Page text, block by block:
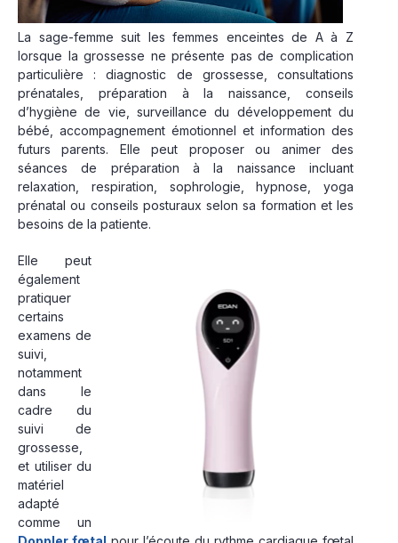
La sage-femme suit les femmes enceintes de A à Z
lorsque la grossesse ne présente pas de complication
particulière : diagnostic de grossesse, consultations
prénatales, préparation à la naissance, conseils
d’hygiène de vie, surveillance du développement du
bébé, accompagnement émotionnel et information des
futurs parents. Elle peut proposer ou animer des
séances de préparation à la naissance incluant
relaxation, respiration, sophrologie, hypnose, yoga
prénatal ou conseils posturaux selon sa formation et les
besoins de la patiente.
Elle peut
également
pratiquer
certains
examens de
suivi,
notamment
dans le
cadre du
suivi de
grossesse,
et utiliser du
matériel
adapté
comme un